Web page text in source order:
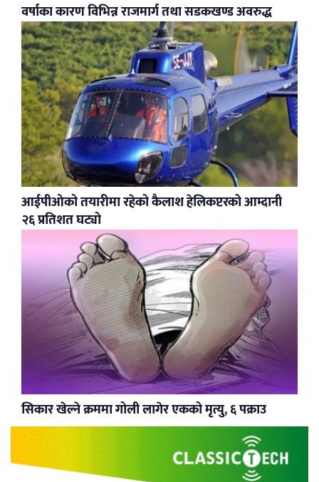
वर्षाका कारण विभिन्न राजमार्ग तथा सडकखण्ड अवरुद्ध
आईपीओको तयारीमा रहेको कैलाश हेलिकप्टरको आम्दानी
२६ प्रतिशत घट्यो
सिकार खेल्ने क्रममा गोली लागेर एकको मृत्यु, ६ पक्राउ